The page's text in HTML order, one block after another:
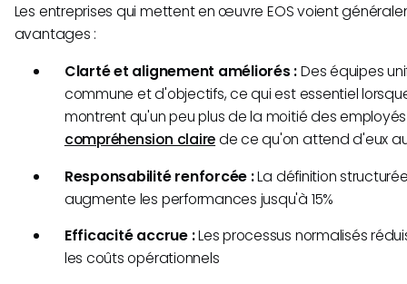
Les entreprises qui mettent en œuvre EOS voient
avantages :
Clarté et alignement améliorés :Des équipes
commune et d'objectifs, ce qui est essentiel
montrent qu'un peu plus de la moitié des
compréhension clairede ce qu'on attend d'eux
Responsabilité renforcée :La définition
augmente les performances jusqu'à 15%
Efficacité accrue :Les processus normalisés
les coûts opérationnels